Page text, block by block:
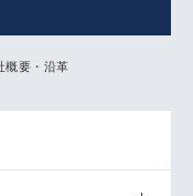
概要・沿革